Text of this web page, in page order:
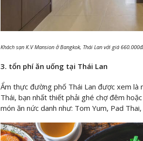
Khách sạn K.V Mansion ở Bangkok, Thái Lan với giá
3. tổn phí ăn uống tại Thái Lan
Ẩm thực đường phố Thái Lan được xem là
Thái, bạn nhất thiết phải ghé chợ đêm
món ăn nức danh như: Tom Yum, Pad